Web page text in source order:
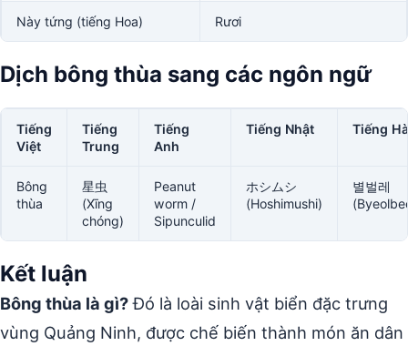
Này tứng (tiếng Hoa) Rươi
Dịch bông thùa sang các ngôn ngữ
Tiếng
Việt
Tiếng
Trung
Tiếng
Anh
Tiếng Nhật Tiếng
Bông
thùa
星虫
(Xīng
chóng)
Peanut
worm /
Sipunculid
ホシムシ
(Hoshimushi)
별벌레
Kết luận
Bông thùa là gì?Đó là loài sinh vật biển đặc trưng
vùng Quảng Ninh, được chế biến thành món ăn dân